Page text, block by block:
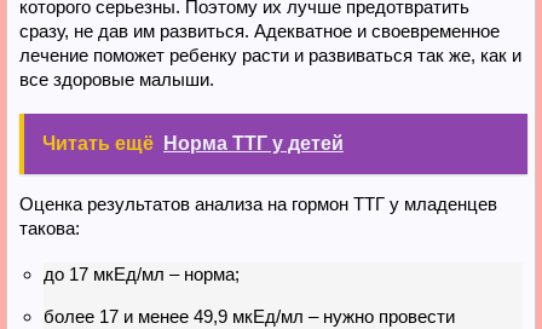
которого серьезны. Поэтому их лучше предотвратить
сразу, не дав им развиться. Адекватное и своевременное
лечение поможет ребенку расти и развиваться так же, как и
все здоровые малыши.
Читать ещё Норма ТТГ у детей
Оценка результатов анализа на гормон ТТГ у младенцев
такова:
до 17 мкЕд/мл – норма;
более 17 и менее 49,9 мкЕд/мл – нужно провести